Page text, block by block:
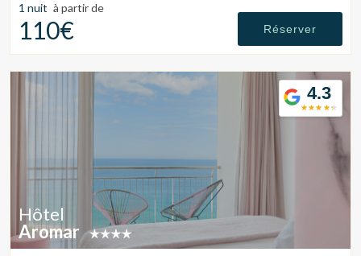
1 nuit à partir de
110€ Réserver
4.3
Hôtel
Aromar